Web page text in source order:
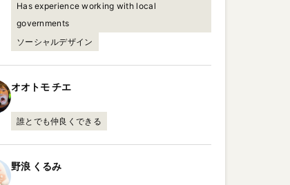
Has experience working with local
governments
ソーシャルデザイン
オオトモチエ
誰とでも仲良くできる
野浪 くるみ